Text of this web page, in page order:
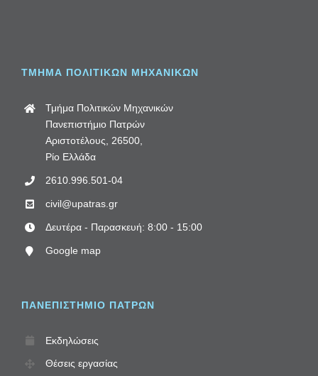
ΤΜΗΜΑ ΠΟΛΙΤΙΚΩΝ ΜΗΧΑΝΙΚΩΝ
Τμήμα Πολιτικών Μηχανικών
Πανεπιστήμιο Πατρών
Αριστοτέλους, 26500,
Ρίο Ελλάδα
2610.996.501-04
civil@upatras.gr
Δευτέρα - Παρασκευή: 8:00 - 15:00
Google map
ΠΑΝΕΠΙΣΤΗΜΙΟ ΠΑΤΡΩΝ
Εκδηλώσεις
Θέσεις εργασίας